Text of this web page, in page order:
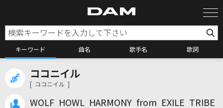
キーワード 曲名 歌手名 歌詞
ココニイル
[ ココニイル ]
WOLF HOWL HARMONY from EXILE TRIBE